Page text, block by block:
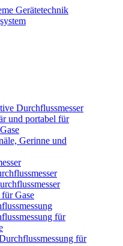
Gerätetechnik
Durchflussmesser
und portabel für
Gerinne und
Gase
für
für